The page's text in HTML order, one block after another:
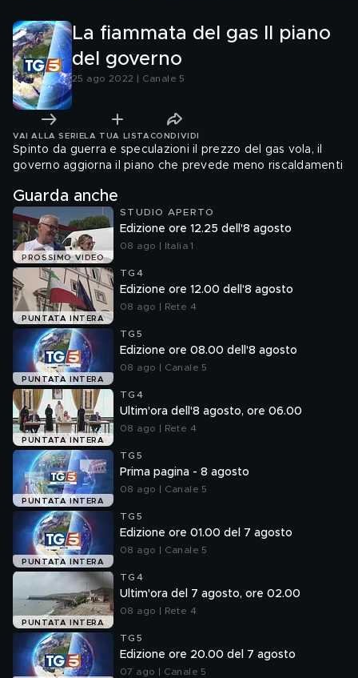
La fiammata del gas Il piano
del governo
25 ago 2022 | Canale 5
VAI ALLA SERIE LA TUA LISTA CONDIVIDI
Spinto da guerra e speculazioni il prezzo del gas vola, il
governo aggiorna il piano che prevede meno riscaldamenti
Guarda anche
PROSSIMO VIDEO
STUDIO APERTO
Edizione ore 12.25 dell'8 agosto
08 ago | Italia 1
PUNTATA INTERA
TG4
Edizione ore 12.00 dell'8 agosto
08 ago | Rete 4
PUNTATA INTERA
TG5
Edizione ore 08.00 dell'8 agosto
08 ago | Canale 5
PUNTATA INTERA
TG4
Ultim'ora dell'8 agosto, ore 06.00
08 ago | Rete 4
PUNTATA INTERA
TG5
Prima pagina - 8 agosto
08 ago | Canale 5
PUNTATA INTERA
TG5
Edizione ore 01.00 del 7 agosto
08 ago | Canale 5
PUNTATA INTERA
TG4
Ultim'ora del 7 agosto, ore 02.00
08 ago | Rete 4
TG5
Edizione ore 20.00 del 7 agosto
07 ago | Canale 5